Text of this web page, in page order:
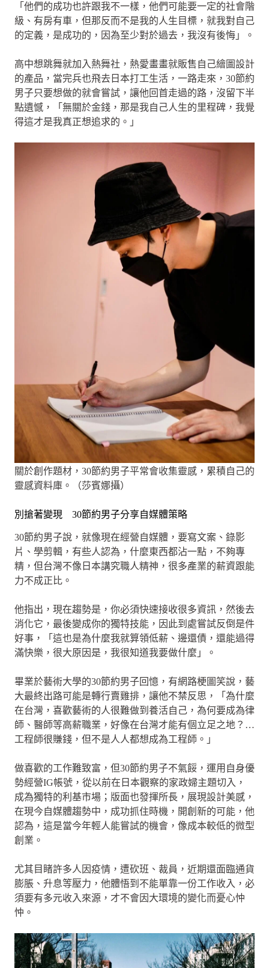
「他們的成功也許跟我不一樣，他們可能要一定的社會階
級、有房有車，但那反而不是我的人生目標，就我對自己
的定義，是成功的，因為至少對於過去，我沒有後悔」。
高中想跳舞就加入熱舞社，熱愛畫畫就販售自己繪圖設計
的產品，當完兵也飛去日本打工生活，一路走來，30節約
男子只要想做的就會嘗試，讓他回首走過的路，沒留下半
點遺憾，「無關於金錢，那是我自己人生的里程碑，我覺
得這才是我真正想追求的。」
關於創作題材，30節約男子平常會收集靈感，累積自己的
靈感資料庫。（莎賓娜攝）
別搶著變現 30節約男子分享自媒體策略
30節約男子說，就像現在經營自媒體，要寫文案、錄影
片、學剪輯，有些人認為，什麼東西都沾一點，不夠專
精，但台灣不像日本講究職人精神，很多產業的薪資跟能
力不成正比。
他指出，現在趨勢是，你必須快速接收很多資訊，然後去
消化它，最後變成你的獨特技能，因此到處嘗試反倒是件
好事，「這也是為什麼我就算領低薪、邊還債，還能過得
滿快樂，很大原因是，我很知道我要做什麼」。
畢業於藝術大學的30節約男子回憶，有網路梗圖笑說，藝
大最終出路可能是轉行賣雞排，讓他不禁反思，「為什麼
在台灣，喜歡藝術的人很難做到養活自己，為何要成為律
師、醫師等高薪職業，好像在台灣才能有個立足之地？…
工程師很賺錢，但不是人人都想成為工程師。」
做喜歡的工作難致富，但30節約男子不氣餒，運用自身優
勢經營IG帳號，從以前在日本觀察的家政婦主題切入，
成為獨特的利基市場；版面也發揮所長，展現設計美感，
在現今自媒體趨勢中，成功抓住時機，開創新的可能，他
認為，這是當今年輕人能嘗試的機會，像成本較低的微型
創業。
尤其目睹許多人因疫情，遭砍班、裁員，近期還面臨通貨
膨脹、升息等壓力，他體悟到不能單靠一份工作收入，必
須要有多元收入來源，才不會因大環境的變化而憂心忡
忡。